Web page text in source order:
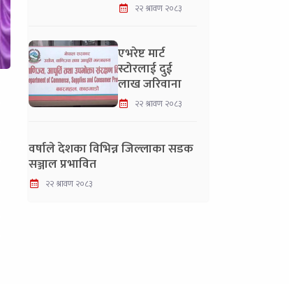
२२ श्रावण २०८३
एभरेष्ट मार्ट
स्टोरलाई दुई
लाख जरिवाना
२२ श्रावण २०८३
वर्षाले देशका विभिन्न जिल्लाका सडक
सञ्जाल प्रभावित
२२ श्रावण २०८३